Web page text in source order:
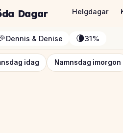
Dagar Helgdagar
Dennis & Denise 🌘31%
idag Namnsdag imorgon